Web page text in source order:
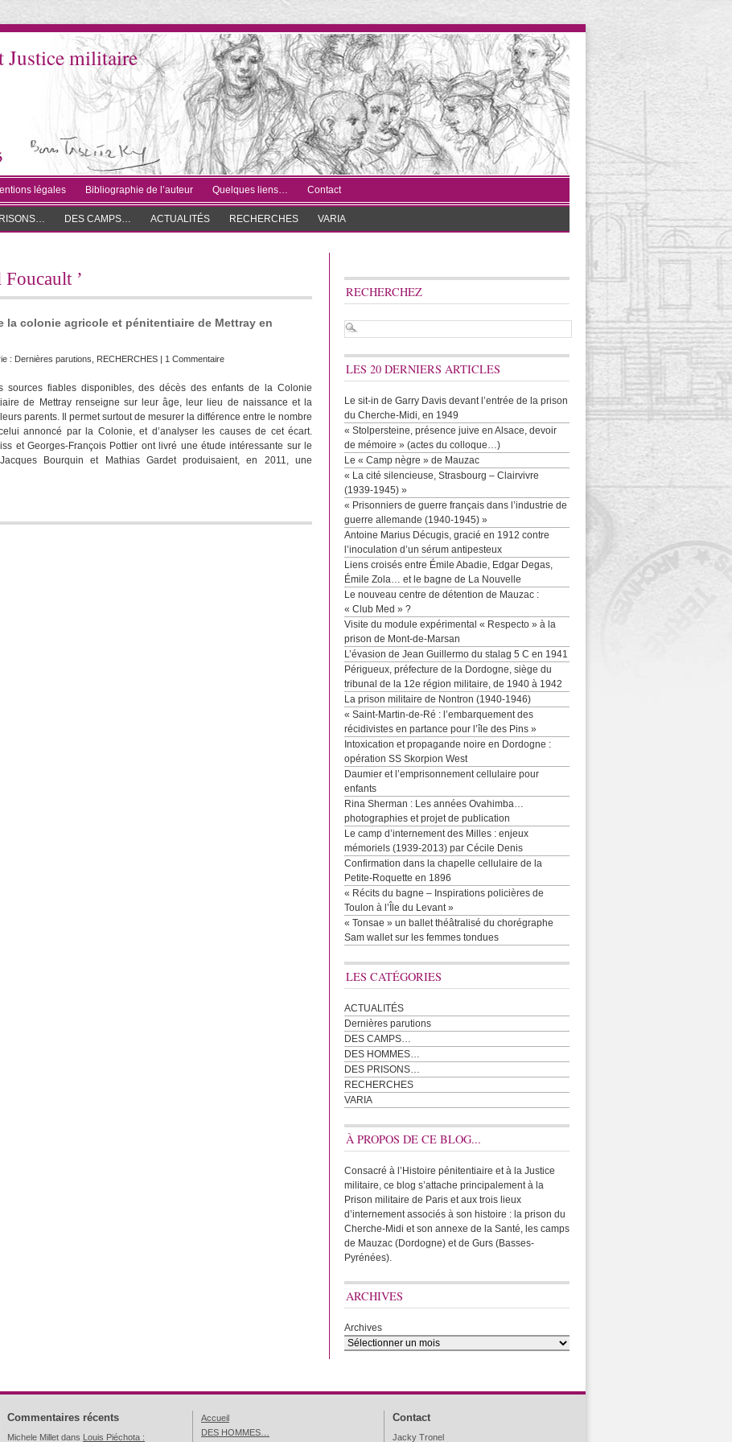
Justice militaire
légales Bibliographie de l’auteur Quelques liens… Contact
DES CAMPS… ACTUALITÉS RECHERCHES VARIA
’
la colonie agricole et pénitentiaire de Mettray en
: Dernières parutions RECHERCHES | 1 Commentaire
sources fiables disponibles, des décès des enfants de la Colonie
de Mettray renseigne sur leur âge, leur lieu de naissance et la
parents. Il permet surtout de mesurer la différence entre le nombre
annoncé par la Colonie, et d’analyser les causes de cet écart.
et Georges-François Pottier ont livré une étude intéressante sur le
Bourquin et Mathias Gardet produisaient, en 2011, une
RECHERCHEZ
LES 20 DERNIERS ARTICLES
Le sit-in de Garry Davis devant l’entrée de la prison
du Cherche-Midi, en 1949
« Stolpersteine, présence juive en Alsace, devoir
de mémoire » (actes du colloque…)
Le « Camp nègre » de Mauzac
« La cité silencieuse, Strasbourg – Clairvivre
(1939-1945) »
« Prisonniers de guerre français dans l’industrie de
guerre allemande (1940-1945) »
Antoine Marius Décugis, gracié en 1912 contre
l’inoculation d’un sérum antipesteux
Liens croisés entre Émile Abadie, Edgar Degas,
Émile Zola… et le bagne de La Nouvelle
Le nouveau centre de détention de Mauzac :
« Club Med » ?
Visite du module expérimental « Respecto » à la
prison de Mont-de-Marsan
L’évasion de Jean Guillermo du stalag 5 C en 1941
Périgueux, préfecture de la Dordogne, siège du
tribunal de la 12e région militaire, de 1940 à 1942
La prison militaire de Nontron (1940-1946)
« Saint-Martin-de-Ré : l’embarquement des
récidivistes en partance pour l’île des Pins »
Intoxication et propagande noire en Dordogne :
opération SS Skorpion West
Daumier et l’emprisonnement cellulaire pour
enfants
Rina Sherman : Les années Ovahimba…
photographies et projet de publication
Le camp d’internement des Milles : enjeux
mémoriels (1939-2013) par Cécile Denis
Confirmation dans la chapelle cellulaire de la
Petite-Roquette en 1896
« Récits du bagne – Inspirations policières de
Toulon à l’Île du Levant »
« Tonsae » un ballet théâtralisé du chorégraphe
Sam wallet sur les femmes tondues
LES CATÉGORIES
ACTUALITÉS
Dernières parutions
DES CAMPS…
DES HOMMES…
DES PRISONS…
RECHERCHES
VARIA
À PROPOS DE CE BLOG...
Consacré à l’Histoire pénitentiaire et à la Justice
militaire, ce blog s’attache principalement à la
Prison militaire de Paris et aux trois lieux
d’internement associés à son histoire : la prison du
Cherche-Midi et son annexe de la Santé, les camps
de Mauzac (Dordogne) et de Gurs (Basses-
Pyrénées).
ARCHIVES
Archives
Commentaires récents
Michele Millet dans Louis Piéchota :
Accueil
DES HOMMES…
Contact
Jacky Tronel